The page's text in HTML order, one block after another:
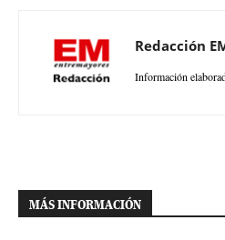
Redacción
Información
MÁS INFORMACIÓN